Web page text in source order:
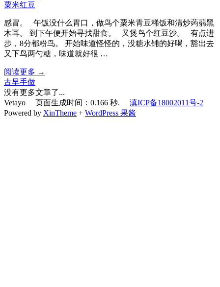
粟米红豆
感冒。 午饭没什么胃口，做鸟个粟米青豆稀饭和清炒蒟蒻黑
木耳。 到下午便开始寻找甜食。 又煲鸟个红豆沙。 有点进
步，8分都粉鸟。 开始味道怪怪的，没糖水铺的好喝，豁出去
又下鸟两勺糖，味道就好很 …
阅读更多 →
古早手做
没有更多文章了...
Vetayo 页面生成时间：0.166 秒. 滇ICP备18002011号-2
Powered by XinTheme + WordPress 果酱